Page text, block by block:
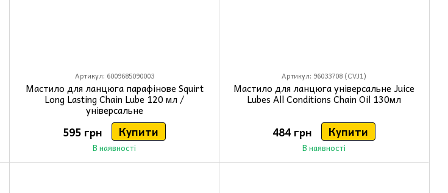
Артикул: 6009685090003
Мастило для ланцюга парафінове Squirt
Long Lasting Chain Lube 120 мл /
універсальне
595 грн Купити
В наявності
Артикул: 96033708 (CVJ1)
Мастило для ланцюга універсальне Juice
Lubes All Conditions Chain Oil 130мл
484 грн Купити
В наявності